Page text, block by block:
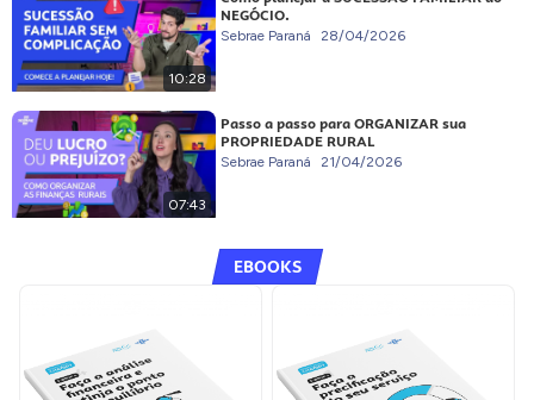
10:28
NEGÓCIO.
Sebrae Paraná 28/04/2026
07:43
Passo a passo para ORGANIZAR sua
PROPRIEDADE RURAL
Sebrae Paraná 21/04/2026
EBOOKS